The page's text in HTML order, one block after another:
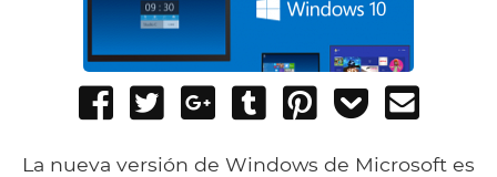
Share
Facebook
Tweet
Share
Google+
Post
Tumblr
Pin
Add
Pocket
La nueva versión de Windows de Microsoft es